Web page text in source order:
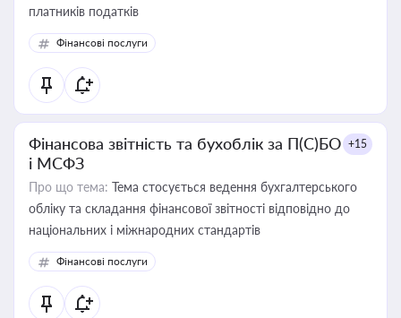
платників податків
Фінансові послуги
Фінансова звітність та бухоблік за П(С)БО
і МСФЗ
+15
Про що тема: Тема стосується ведення бухгалтерського
обліку та складання фінансової звітності відповідно до
національних і міжнародних стандартів
Фінансові послуги